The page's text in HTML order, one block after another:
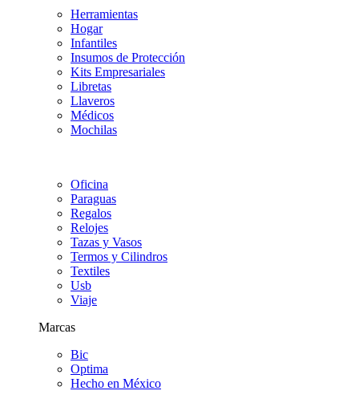
Herramientas
Hogar
Infantiles
Insumos de Protección
Kits Empresariales
Libretas
Llaveros
Médicos
Mochilas
Oficina
Paraguas
Regalos
Relojes
Tazas y Vasos
Termos y Cilindros
Textiles
Usb
Viaje
Marcas
Bic
Optima
Hecho en México